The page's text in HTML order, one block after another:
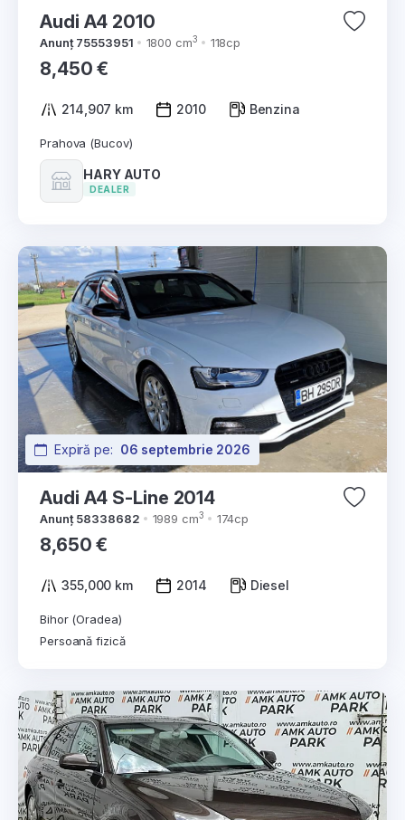
Audi A4 2010
Anunț 75553951 1800 cm3 118cp
8,450 €
214,907 km 2010 Benzina
Prahova (Bucov)
HARY AUTO
DEALER
Expiră pe: 06 septembrie 2026
Audi A4 S-Line 2014
Anunț 58338682 1989 cm3 174cp
8,650 €
355,000 km 2014 Diesel
Bihor (Oradea)
Persoană fizică